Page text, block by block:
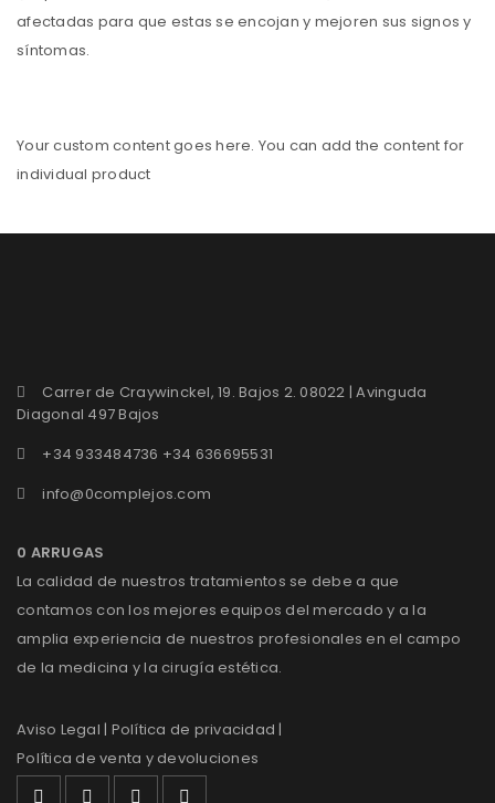
afectadas para que estas se encojan y mejoren sus signos y
síntomas.
Your custom content goes here. You can add the content for
individual product
Carrer de Craywinckel, 19. Bajos 2. 08022 | Avinguda
Diagonal 497 Bajos
+34 933484736 +34 636695531
info@0complejos.com
0 ARRUGAS
La calidad de nuestros tratamientos se debe a que
contamos con los mejores equipos del mercado y a la
amplia experiencia de nuestros profesionales en el campo
de la medicina y la cirugía estética.
Aviso Legal | Política de privacidad |
Política de venta y devoluciones